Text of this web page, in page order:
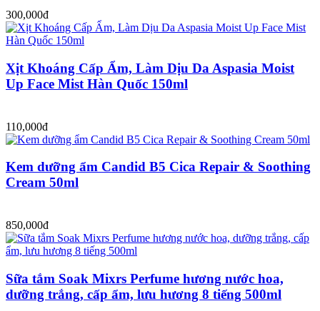
300,000đ
Xịt Khoáng Cấp Ẩm, Làm Dịu Da Aspasia Moist
Up Face Mist Hàn Quốc 150ml
110,000đ
Kem dưỡng ẩm Candid B5 Cica Repair & Soothing
Cream 50ml
850,000đ
Sữa tắm Soak Mixrs Perfume hương nước hoa,
dưỡng trắng, cấp ẩm, lưu hương 8 tiếng 500ml